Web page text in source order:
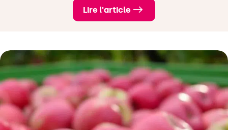
Lire l'article